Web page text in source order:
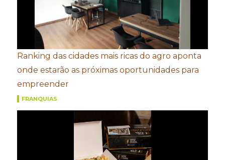
Ranking das cidades mais ricas do agro aponta
onde estarão as próximas oportunidades para
empreender
FRANQUIAS